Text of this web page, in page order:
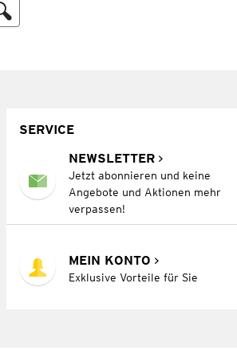
SERVICE
NEWSLETTER
Jetzt abonnieren und keine
Angebote und Aktionen mehr
verpassen!
MEIN KONTO
Exklusive Vorteile für Sie